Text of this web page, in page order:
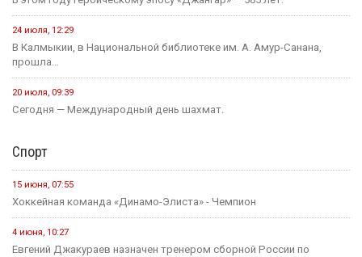
24 июля, 12:29
В Калмыкии, в Национальной библиотеке им. А. Амур-Санана,
прошла...
20 июля, 09:39
Сегодня — Международный день шахмат.
Спорт
15 июня, 07:55
Хоккейная команда «Динамо-Элиста» - Чемпион
4 июня, 10:27
Евгений Джакураев назначен тренером сборной России по